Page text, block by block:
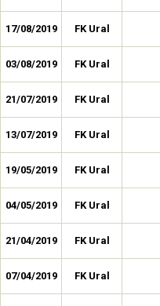
17/08/2019 FK Ural
03/08/2019 FK Ural
21/07/2019 FK Ural
13/07/2019 FK Ural
19/05/2019 FK Ural
04/05/2019 FK Ural
21/04/2019 FK Ural
07/04/2019 FK Ural